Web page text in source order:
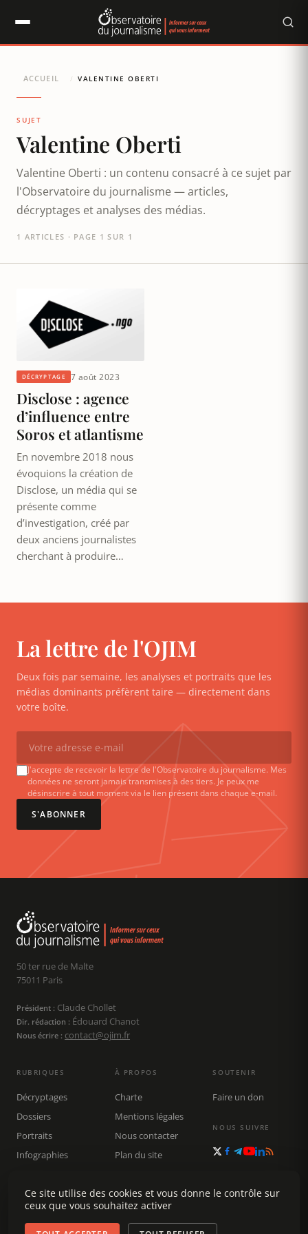
ACCUEIL / VALENTINE OBERTI
SUJET
Valentine Oberti
Valentine Oberti : un contenu consacré à ce sujet par
l'Observatoire du journalisme — articles,
décryptages et analyses des médias.
1 ARTICLES · PAGE 1 SUR 1
DÉCRYPTAGE 7 août 2023
Disclose : agence
d’influence entre
Soros et atlantisme
En novembre 2018 nous
évoquions la création de
Disclose, un média qui se
présente comme
d’investigation, créé par
deux anciens journalistes
cherchant à produire…
La lettre de l'OJIM
Deux fois par semaine, les analyses et portraits que les
médias dominants préfèrent taire — directement dans
votre boîte.
J'accepte de recevoir la lettre de l'Observatoire du journalisme. Mes
données ne seront jamais transmises à des tiers. Je peux me
désinscrire à tout moment via le lien présent dans chaque e-mail.
S'ABONNER
50 ter rue de Malte
75011 Paris
Président : Claude Chollet
Dir. rédaction : Édouard Chanot
Nous écrire : contact@ojim.fr
RUBRIQUES
Décryptages
Dossiers
Portraits
Infographies
Rechercher
À PROPOS
Charte
Mentions légales
Nous contacter
Plan du site
SOUTENIR
Faire un don
NOUS SUIVRE
Panneau de gestion des cookies
Ce site utilise des cookies et vous donne le contrôle sur
ceux que vous souhaitez activer